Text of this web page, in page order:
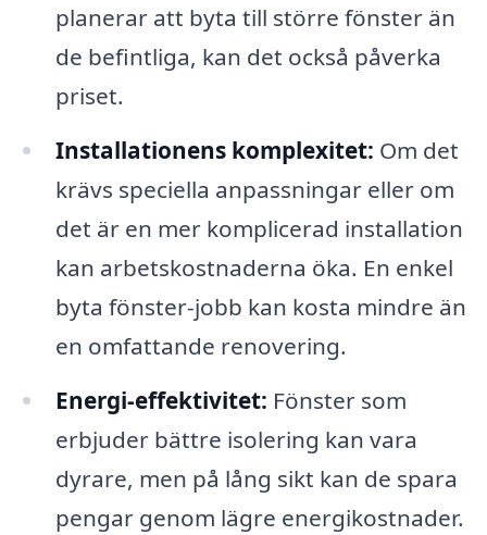
planerar att byta till större fönster än
de befintliga, kan det också påverka
priset.
Installationens komplexitet: Om det
krävs speciella anpassningar eller om
det är en mer komplicerad installation
kan arbetskostnaderna öka. En enkel
byta fönster-jobb kan kosta mindre än
en omfattande renovering.
Energi-effektivitet: Fönster som
erbjuder bättre isolering kan vara
dyrare, men på lång sikt kan de spara
pengar genom lägre energikostnader.